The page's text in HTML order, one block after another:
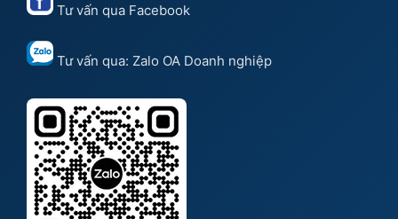
Tư vấn qua Facebook
Tư vấn qua: Zalo OA Doanh nghiệp